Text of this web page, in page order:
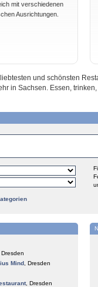
mit verschiedenen
Ausrichtungen.
und schönsten
in Sachsen. Essen,
Dresden
Mind Dresden
, Dresden